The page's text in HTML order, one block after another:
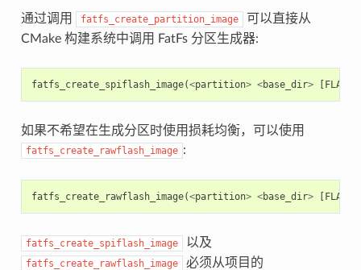
通过调用 fatfs_create_partition_image
可以直接从
CMake 构建系统中调用 FatFs 分区生成器:
fatfs_create_spiflash_image(<partition> <base_dir> [
如果不希望在生成分区时使用损耗均衡，可以使用
fatfs_create_rawflash_image :
fatfs_create_rawflash_image(<partition> <base_dir> [
fatfs_create_spiflash_image 以及
fatfs_create_rawflash_image
必须从项目的